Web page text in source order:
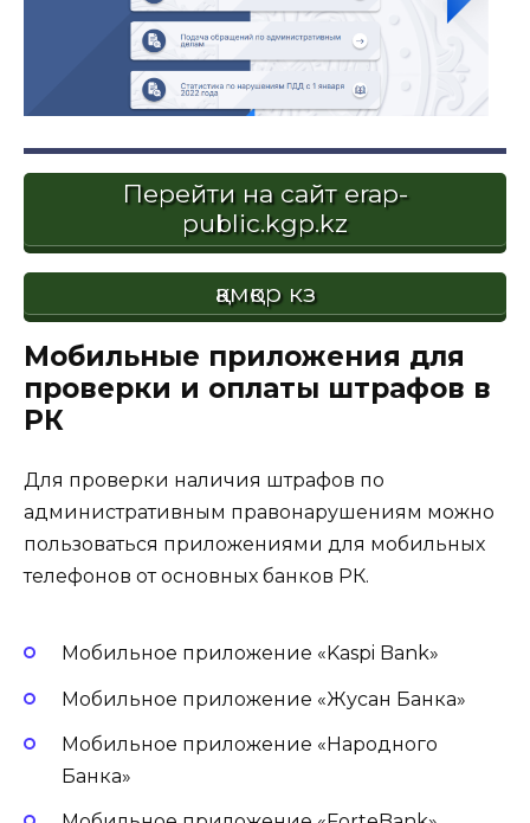
Перейти на сайт erap-
public.kgp.kz
қамқор кз
Мобильные приложения для
проверки и оплаты штрафов в
РК
Для проверки наличия штрафов по
административным правонарушениям можно
пользоваться приложениями для мобильных
телефонов от основных банков РК.
Мобильное приложение «Kaspi Bank»
Мобильное приложение «Жусан Банка»
Мобильное приложение «Народного
Банка»